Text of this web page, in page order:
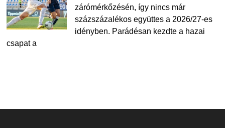
zárómérkőzésén, így nincs már
százszázalékos együttes a 2026/27-es
idényben. Parádésan kezdte a hazai
csapat a